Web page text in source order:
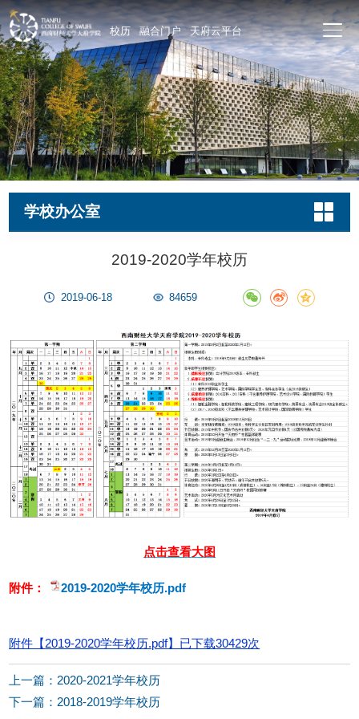
校历 融合门户 天府云平台
学校办公室
2019-2020学年校历
2019-06-18 84659
点击查看大图
附件： 2019-2020学年校历.pdf
附件【2019-2020学年校历.pdf】已下载30429次
上一篇：2020-2021学年校历
下一篇：2018-2019学年校历